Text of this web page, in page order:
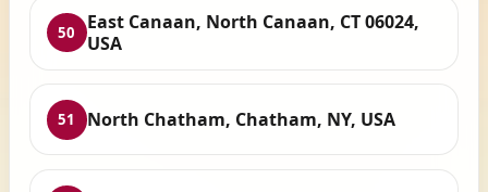
50
East Canaan, North Canaan, CT 06024,
USA
51 North Chatham, Chatham, NY, USA